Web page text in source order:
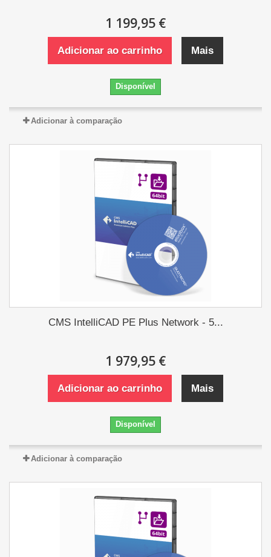
1 199,95 €
Adicionar ao carrinho Mais
Disponível
Adicionar à comparação
CMS IntelliCAD PE Plus Network - 5...
1 979,95 €
Adicionar ao carrinho Mais
Disponível
Adicionar à comparação